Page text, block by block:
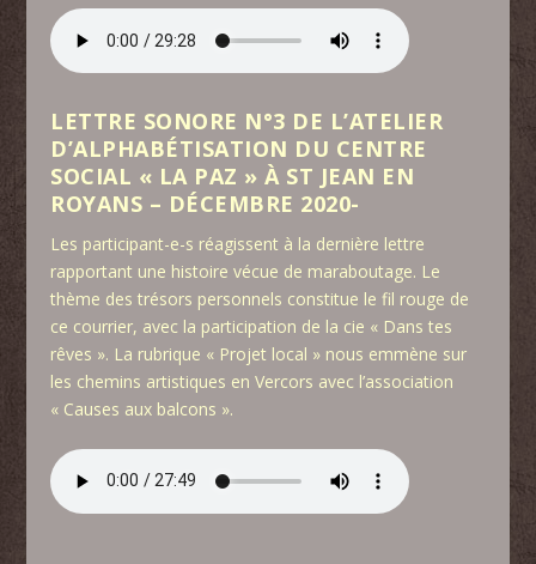
LETTRE SONORE N°3 DE L’ATELIER
D’ALPHABÉTISATION DU CENTRE
SOCIAL « LA PAZ » À ST JEAN EN
ROYANS – DÉCEMBRE 2020-
Les participant-e-s réagissent à la dernière lettre
rapportant une histoire vécue de maraboutage. Le
thème des trésors personnels constitue le fil rouge de
ce courrier, avec la participation de la cie « Dans tes
rêves ». La rubrique « Projet local » nous emmène sur
les chemins artistiques en Vercors avec l’association
« Causes aux balcons ».